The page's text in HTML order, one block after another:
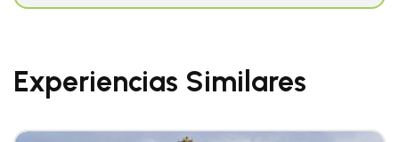
Experiencias Similares